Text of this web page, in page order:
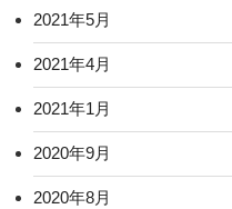
2021年5月
2021年4月
2021年1月
2020年9月
2020年8月